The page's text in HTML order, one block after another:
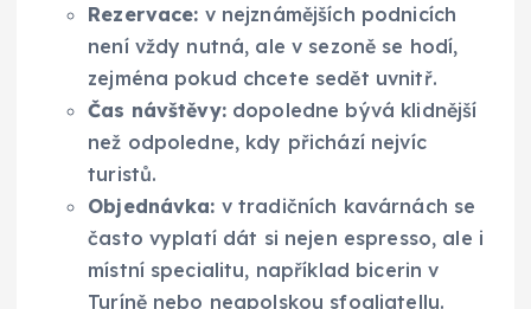
Rezervace: v nejznámějších podnicích
není vždy nutná, ale v sezoně se hodí,
zejména pokud chcete sedět uvnitř.
Čas návštěvy:dopoledne bývá klidnější
než odpoledne, kdy přichází nejvíc
turistů.
Objednávka: v tradičních kavárnách se
často vyplatí dát si nejen espresso, ale i
místní specialitu, například bicerin v
Turíně nebo neapolskou sfogliatellu.